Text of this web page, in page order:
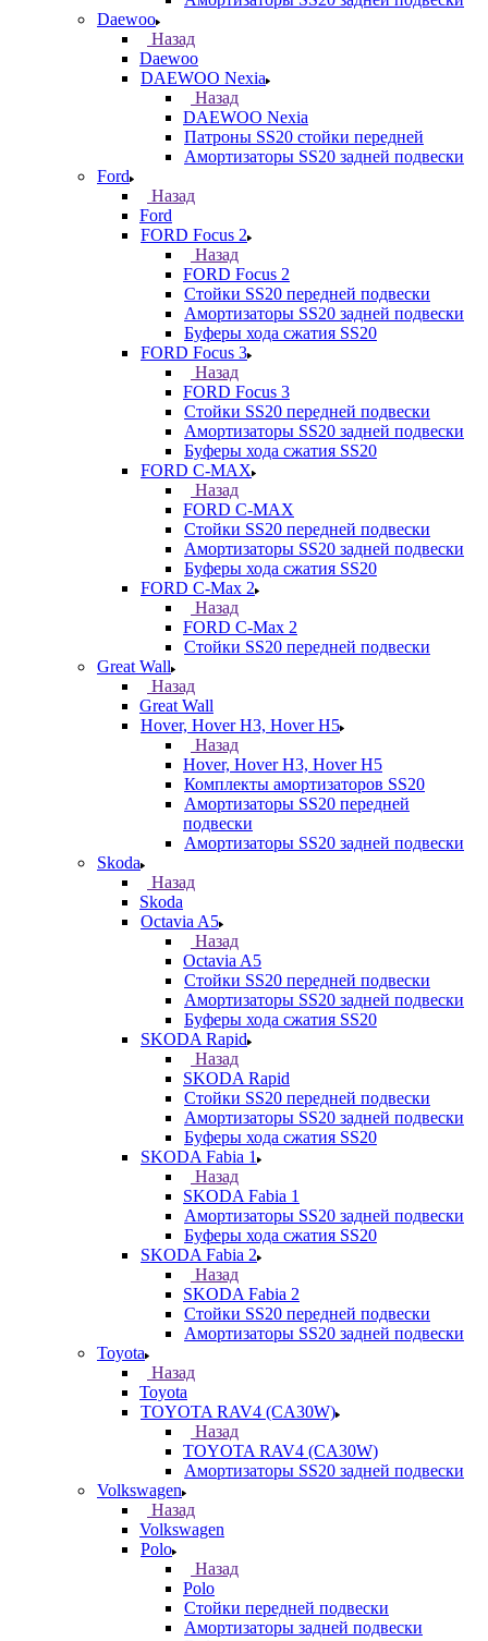
Daewoo
Назад
Daewoo
DAEWOO Nexia
Назад
DAEWOO Nexia
Патроны SS20 стойки передней
Амортизаторы SS20 задней подвески
Ford
Назад
Ford
FORD Focus 2
Назад
FORD Focus 2
Стойки SS20 передней подвески
Амортизаторы SS20 задней подвески
Буферы хода сжатия SS20
FORD Focus 3
Назад
FORD Focus 3
Стойки SS20 передней подвески
Амортизаторы SS20 задней подвески
Буферы хода сжатия SS20
FORD С-MAX
Назад
FORD С-MAX
Стойки SS20 передней подвески
Амортизаторы SS20 задней подвески
Буферы хода сжатия SS20
FORD C-Max 2
Назад
FORD C-Max 2
Стойки SS20 передней подвески
Great Wall
Назад
Great Wall
Hover, Hover H3, Hover H5
Назад
Hover, Hover H3, Hover H5
Комплекты амортизаторов SS20
Амортизаторы SS20 передней
подвески
Амортизаторы SS20 задней подвески
Skoda
Назад
Skoda
Octavia A5
Назад
Octavia A5
Стойки SS20 передней подвески
Амортизаторы SS20 задней подвески
Буферы хода сжатия SS20
SKODA Rapid
Назад
SKODA Rapid
Стойки SS20 передней подвески
Амортизаторы SS20 задней подвески
Буферы хода сжатия SS20
SKODA Fabia 1
Назад
SKODA Fabia 1
Амортизаторы SS20 задней подвески
Буферы хода сжатия SS20
SKODA Fabia 2
Назад
SKODA Fabia 2
Стойки SS20 передней подвески
Амортизаторы SS20 задней подвески
Toyota
Назад
Toyota
TOYOTA RAV4 (CA30W)
Назад
TOYOTA RAV4 (CA30W)
Амортизаторы SS20 задней подвески
Volkswagen
Назад
Volkswagen
Polo
Назад
Polo
Стойки передней подвески
Амортизаторы задней подвески